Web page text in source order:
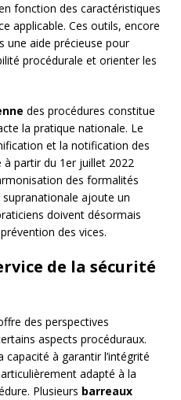
fonction des caractéristiques
applicable. Ces outils, encore
une aide précieuse pour
procédurale et orienter les
des procédures constitue
la pratique nationale. Le
et la notification des
à partir du 1er juillet 2022
des formalités
ajoute un
doivent désormais
des vices.
de la sécurité
des perspectives
aspects procéduraux.
à garantir l’intégrité
adapté à la
Plusieurs barreaux